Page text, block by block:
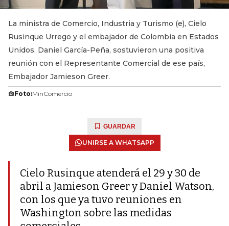
La ministra de Comercio, Industria y Turismo (e), Cielo
Rusinque Urrego y el embajador de Colombia en Estados
Unidos, Daniel García-Peña, sostuvieron una positiva
reunión con el Representante Comercial de ese país,
Embajador Jamieson Greer.
Foto:MinComercio
GUARDAR
UNIRSE A WHATSAPP
Cielo Rusinque atenderá el 29 y 30 de
abril a Jamieson Greer y Daniel Watson,
con los que ya tuvo reuniones en
Washington sobre las medidas